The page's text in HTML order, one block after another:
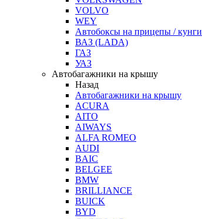
VOLVO
WEY
Автобоксы на прицепы / кунги
ВАЗ (LADA)
ГАЗ
УАЗ
Автобагажники на крышу
Назад
Автобагажники на крышу
ACURA
AITO
AIWAYS
ALFA ROMEO
AUDI
BAIC
BELGEE
BMW
BRILLIANCE
BUICK
BYD